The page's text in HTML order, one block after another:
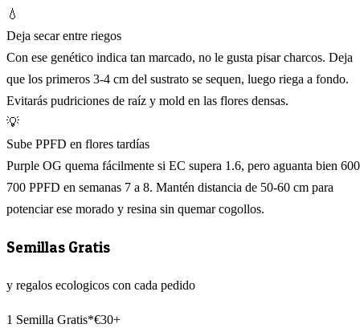
💧
Deja secar entre riegos
Con ese genético indica tan marcado, no le gusta pisar charcos. Deja
que los primeros 3-4 cm del sustrato se sequen, luego riega a fondo.
Evitarás pudriciones de raíz y mold en las flores densas.
💡
Sube PPFD en flores tardías
Purple OG quema fácilmente si EC supera 1.6, pero aguanta bien
700 PPFD en semanas 7 a 8. Mantén distancia de 50-60 cm para
potenciar ese morado y resina sin quemar cogollos.
Semillas Gratis
y regalos ecologicos con cada pedido
1 Semilla Gratis*€30+